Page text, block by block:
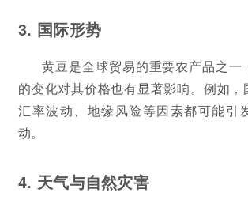
3. 国际形势
黄豆是全球贸易的重要农产品之一
的变化对其价格也有显著影响。例如，
汇率波动、地缘风险等因素都可能引
动。
4. 天气与自然灾害